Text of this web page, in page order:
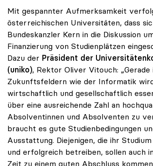
Mit gespannter Aufmerksamkeit
österreichischen Universitäten, dass
Bundeskanzler Kern in die Diskussion
Finanzierung von Studienplätzen
Dazu der Präsident der
(uniko), Rektor Oliver Vitouch: „Gerade
Zukunftsfeldern wie der Informatik
wirtschaftlich und gesellschaftlich
über eine ausreichende Zahl an
Absolventinnen und Absolventen zu
braucht es gute Studienbedingungen
Ausstattung. Diejenigen, die ihr
und erfolgreich betreiben, sollen auch
Zeit zu einem guten Abschluss